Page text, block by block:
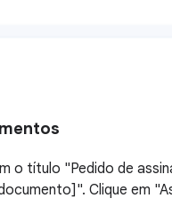
o título "Pedido de
Clique em